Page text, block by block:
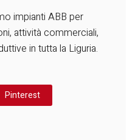
impianti ABB per
attività commerciali,
in tutta la Liguria.
Pinterest